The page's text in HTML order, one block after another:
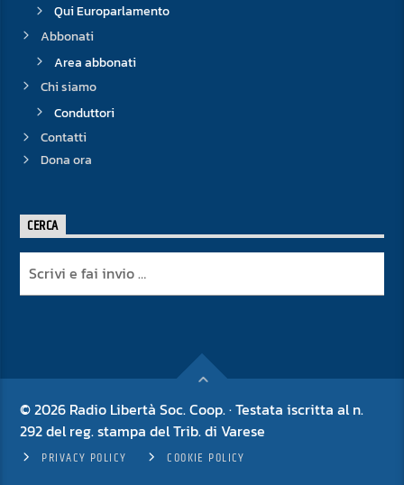
Qui Europarlamento
Abbonati
Area abbonati
Chi siamo
Conduttori
Contatti
Dona ora
CERCA
© 2026 Radio Libertà Soc. Coop. · Testata iscritta al n.
292 del reg. stampa del Trib. di Varese
PRIVACY POLICY COOKIE POLICY